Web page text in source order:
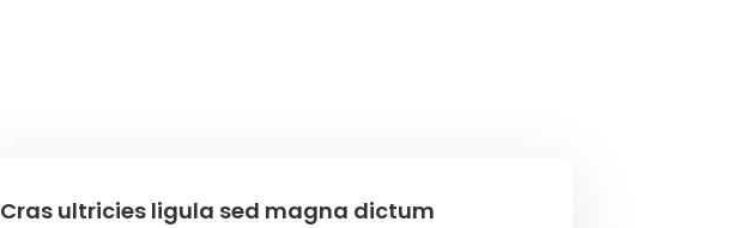
Cras ultricies ligula sed magna dictum